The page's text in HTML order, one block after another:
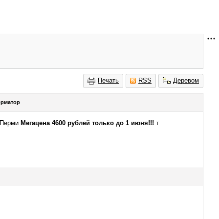
Печать RSS Деревом
Мегацена 4600 рублей только до 1 июня!!! т